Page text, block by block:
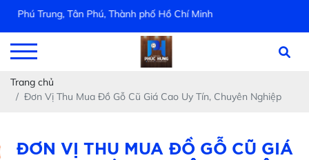
Tân Phú, Thành phố Hồ Chí Minh
Trang chủ
Đơn Vị Thu Mua Đồ Gỗ Cũ Giá Cao Uy Tín, Chuyên Nghiệp
ĐƠN VỊ THU MUA ĐỒ GỖ CŨ GIÁ